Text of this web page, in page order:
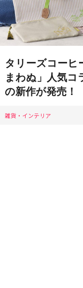
タリーズコーヒ
まわぬ」人気コ
の新作が発売！
雑貨・インテリア